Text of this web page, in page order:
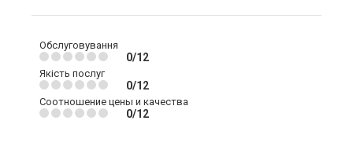
Обслуговування
0/12
Якість послуг
0/12
Соотношение цены и качества
0/12